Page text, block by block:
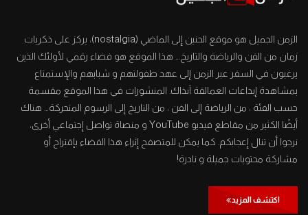
الزمن الجميل هو موقع الحنين إلى الماضي (nostalgia)، يركز على ذكريات
زمان من الفن والرياضة والتاريخ… هذا الموقع هو فضاء رقمي لأولئك الذين
يرغبون في السفر عبر الزمن إلى عهد طفولتهم و شبابهم والإستمتاع
بمشاهدة إبداعات العمالقة آنذاك. المنشورات في هذا الموقع مقسمة
حسب الفئة ، من الرياضة إلى الفن ، من التاريخ إلى الرسوم المتحركة… هناك
أيضًا الكثير من مقاطع فيديو YouTube و منصاة تواصل إجتماعي أخرى،
نرجوا أن تنال إعجابكم. كما يمكن للمتصفح إثراء هذا الفضاء بإقتراح أو
مشاركة محتويات جميلة و نادرة!
اكتشف المزيد